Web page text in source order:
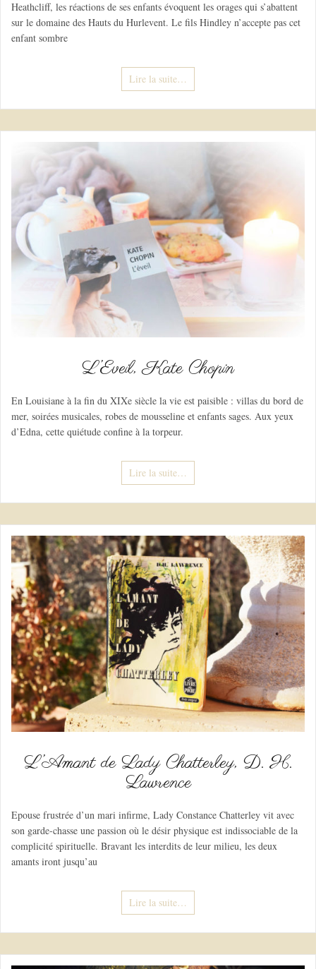
Heathcliff, les réactions de ses enfants évoquent les orages qui s’abattent
sur le domaine des Hauts du Hurlevent. Le fils Hindley n’accepte pas cet
enfant sombre
Lire la suite…
L’Eveil, Kate Chopin
En Louisiane à la fin du XIXe siècle la vie est paisible : villas du bord de
mer, soirées musicales, robes de mousseline et enfants sages. Aux yeux
d’Edna, cette quiétude confine à la torpeur.
Lire la suite…
L’Amant de Lady Chatterley, D. H.
Lawrence
Epouse frustrée d’un mari infirme, Lady Constance Chatterley vit avec
son garde-chasse une passion où le désir physique est indissociable de la
complicité spirituelle. Bravant les interdits de leur milieu, les deux
amants iront jusqu’au
Lire la suite…